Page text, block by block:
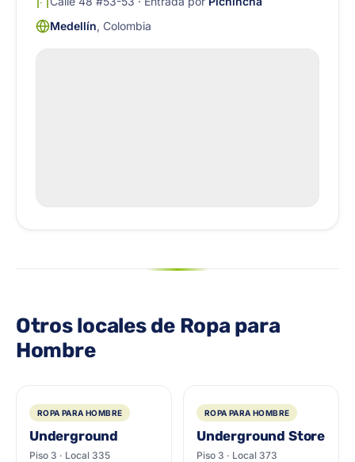
Medellín, Colombia
Otros locales de Ropa para
Hombre
ROPA PARA HOMBRE
Underground
Piso 3 · Local 335
ROPA PARA HOMBRE
Underground Store
Piso 3 · Local 373